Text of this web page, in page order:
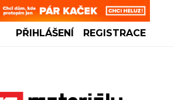
PŘIHLÁŠENÍ REGISTRACE